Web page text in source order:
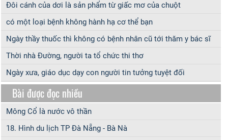
Đôi cánh của dơi là sản phẩm từ giấc mơ của chuột
có một loại bệnh không hành hạ cơ thể bạn
Ngày thầy thuốc thì không có bệnh nhân cũ tới thăm y bác sĩ
Thời nhà Đường, người ta tổ chức thi thơ
Ngày xưa, giáo dục dạy con người tin tưởng tuyệt đối
Bài được đọc nhiều
Mông Cổ là nước vô thần
18. Hình du lịch TP Đà Nẵng - Bà Nà